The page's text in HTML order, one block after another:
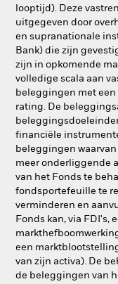
looptijd). Deze
uitgegeven door
en supranationale
Bank) die zijn
zijn in opkomende
volledige scala aan
beleggingen met
rating. De
financiële
beleggingen
meer onderliggende
van het Fonds te
fondsportefeuille te
verminderen en
Fonds kan, via FDI's,
een
van zijn activa). De
de beleggingen van